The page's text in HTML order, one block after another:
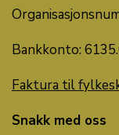
Bankkonto:
Faktura til
Snakk med oss